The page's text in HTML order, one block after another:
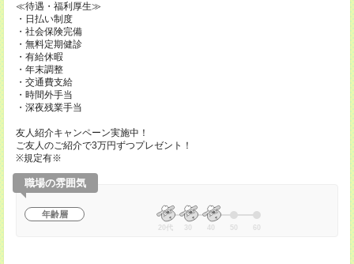
≪待遇・福利厚生≫
・日払い制度
・社会保険完備
・無料定期健診
・有給休暇
・年末調整
・交通費支給
・時間外手当
・深夜残業手当
友人紹介キャンペーン実施中！
ご友人のご紹介で3万円ずつプレゼント！
※規定有※
職場の雰囲気
年齢層
20代 30 40 50 60